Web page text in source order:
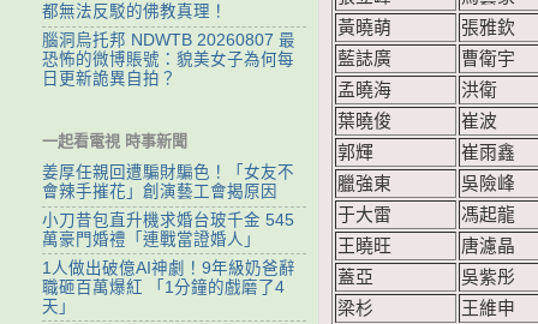
黃曉萌
張雅欽
藍誌廣
曹衛宇
孟曉海
洪衛
葉曉俊
崔波
郭輝
崔雨鑫
臘強東
吳險峰
于大雷
馮起龍
王曉旺
唐濾晶
蓋亞
吳紫彤
梁杉
王維申
都無法反駁的佛教真理！
腦洞烏托邦 NDWTB 20260807 最
恐怖的微博賬號：貌美女子為何每
日更新詭異自拍？
一起看電視 時事新聞
姜厚任親回遭騙財騙色！「女友不
會辣手摧花」創演藝工會揭原因
小刀昔包直升機求婚台玻千金 545
萬豪門婚禮「連戰當證婚人」
1人做出破億AI神劇！9年級奶爸辭
職砸百萬爆紅 「1分鐘的戲磨了4
天」